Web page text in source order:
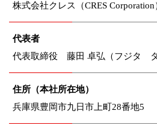
株式会社クレス（CRES Corporation
代表者
代表取締役 藤田 卓弘（フジタ タ
住所（本社所在地）
兵庫県豊岡市九日市上町28番地5